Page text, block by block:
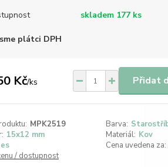
skladem 177 ks
plátci DPH
Kč/ks Přidat
MPK2519 Barva:
15x12 mm Materiál: Kov
Cena uvedena za:
/ dostupnost